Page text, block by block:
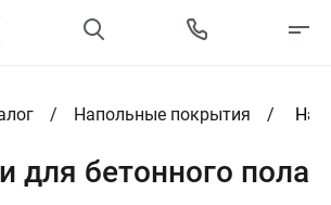
Напольные покрытия
для бетонного пола